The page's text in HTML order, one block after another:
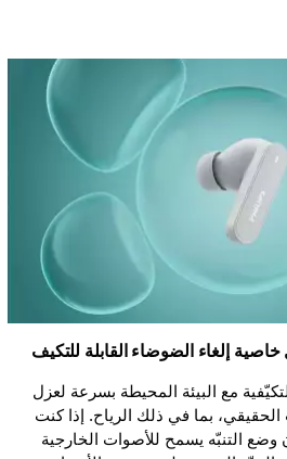
إلغاء الضوضاء القابلة للتكيف
مع البيئة المحيطة بسرعة لعزل
بما في ذلك الرياح. إذا كنت
التنبّه يسمح للأصوات الخارجية